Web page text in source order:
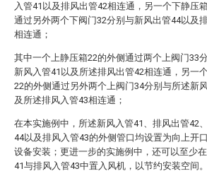
入管41以及排风出管42相连通，另一个下静压
通过另外两个下阀门32分别与新风出管44以及
相连通；
其中一个上静压箱22的外侧通过两个上阀门33
新风入管41以及所述排风出管42相连通，另一
22的外侧通过另外两个上阀门34分别与所述新
及所述排风入管43相连通；
在本实施例中，所述新风入管41、排风出管42
44以及排风入管43的外侧管口均设置为向上开
设备安装；更进一步的实施例中，还可以至少
41与排风入管43中置入风机，以节约安装空间。